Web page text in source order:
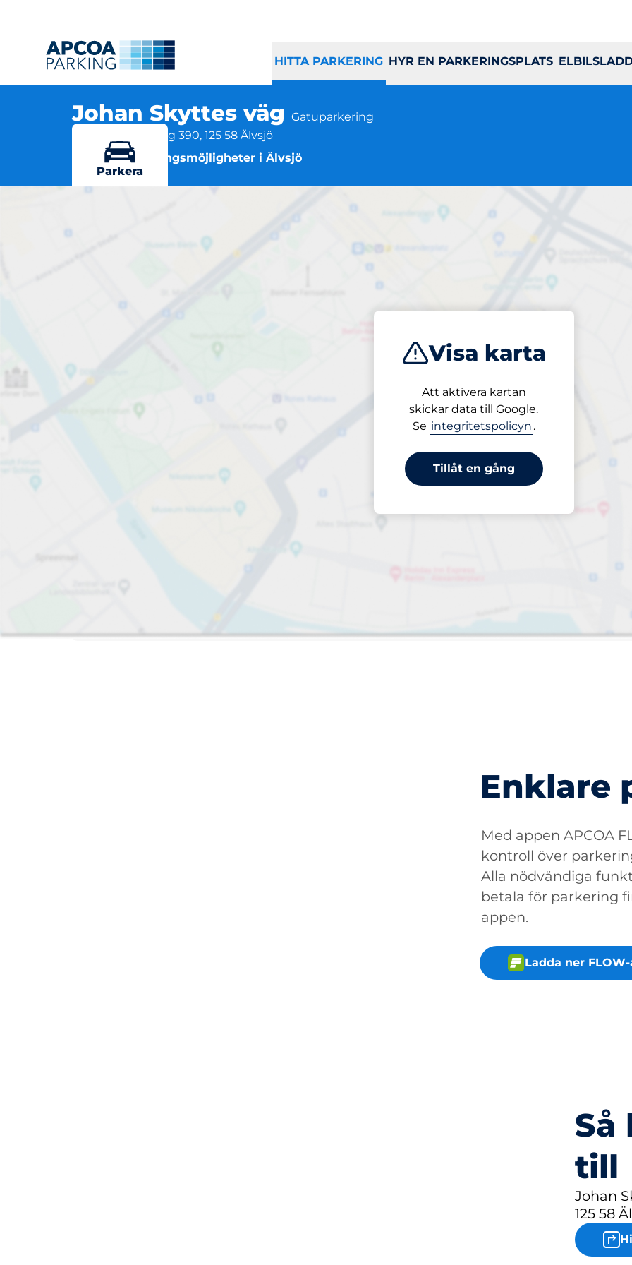
HITTA PARKERING HYR EN PARKERINGSPLATS
Johan Skyttes väg Gatuparkering
Johan Skyttes väg 390, 125 58 Älvsjö
Flera parkeringsmöjligheter i Älvsjö
Visa karta
Att aktivera kartan
skickar data till Google.
Se integritetspolicyn .
Tillåt en gång
Parkera
Johan Skyttes väg
Öppet nu
från 10,00 kr
Priser och betalning
Enklare
Med appen APCOA
kontroll över
Alla nödvändiga
betala för parkering
appen.
Ladda ner
Så
till
Johan
125 58